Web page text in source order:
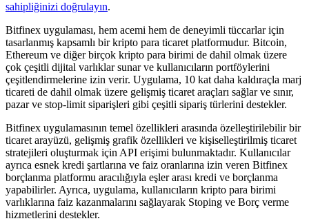
sahipliğinizi doğrulayın.
Bitfinex uygulaması, hem acemi hem de deneyimli tüccarlar için
tasarlanmış kapsamlı bir kripto para ticaret platformudur. Bitcoin,
Ethereum ve diğer birçok kripto para birimi de dahil olmak üzere
çok çeşitli dijital varlıklar sunar ve kullanıcıların portföylerini
çeşitlendirmelerine izin verir. Uygulama, 10 kat daha kaldıraçla marj
ticareti de dahil olmak üzere gelişmiş ticaret araçları sağlar ve sınır,
pazar ve stop-limit siparişleri gibi çeşitli sipariş türlerini destekler.
Bitfinex uygulamasının temel özellikleri arasında özelleştirilebilir bir
ticaret arayüzü, gelişmiş grafik özellikleri ve kişiselleştirilmiş ticaret
stratejileri oluşturmak için API erişimi bulunmaktadır. Kullanıcılar
ayrıca esnek kredi şartlarına ve faiz oranlarına izin veren Bitfinex
borçlanma platformu aracılığıyla eşler arası kredi ve borçlanma
yapabilirler. Ayrıca, uygulama, kullanıcıların kripto para birimi
varlıklarına faiz kazanmalarını sağlayarak Stoping ve Borç verme
hizmetlerini destekler.